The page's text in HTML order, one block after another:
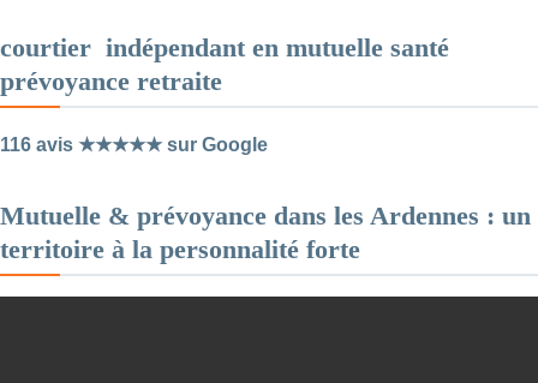
courtier indépendant en mutuelle santé
prévoyance retraite
116 avis ★★★★★ sur Google
Mutuelle & prévoyance dans les Ardennes : un
territoire à la personnalité forte